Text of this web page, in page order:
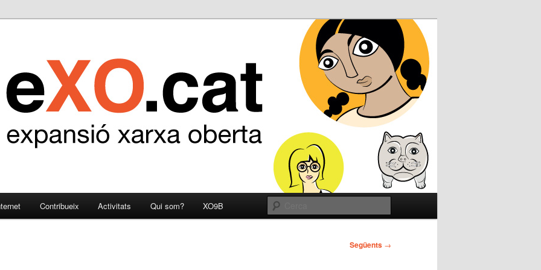
Contribueix Activitats Qui som? XO9B
Següents →